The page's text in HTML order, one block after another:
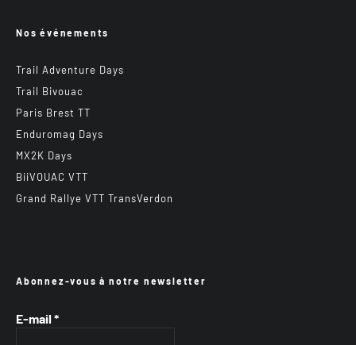
Nos événements
Trail Adventure Days
Trail Bivouac
Paris Brest TT
Enduromag Days
MX2K Days
BiiVOUAC VTT
Grand Rallye VTT TransVerdon
Abonnez-vous à notre newsletter
E-mail *